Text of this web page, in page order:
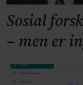
Sosial
– men er